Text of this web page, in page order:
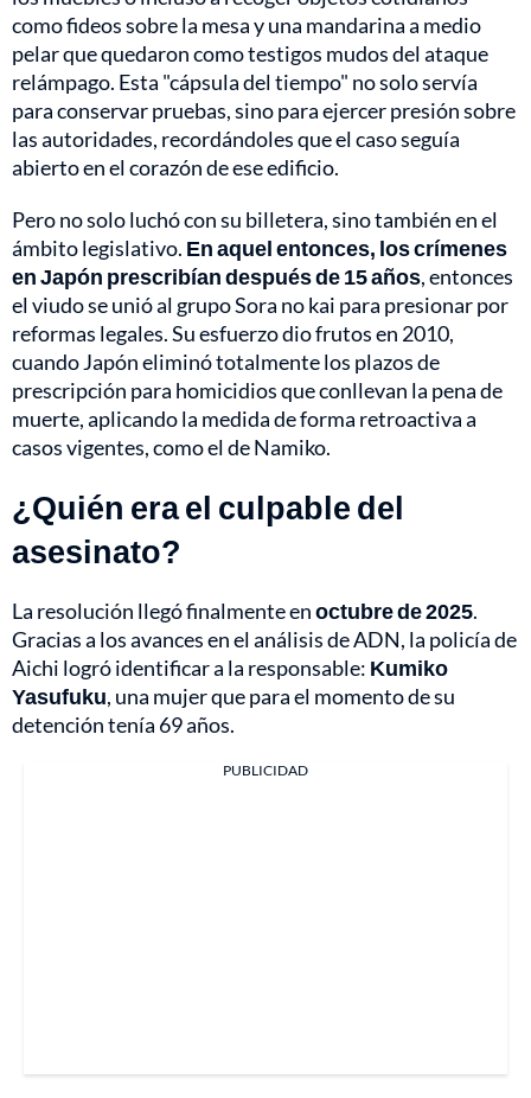
como fideos sobre la mesa y una mandarina a medio
pelar que quedaron como testigos mudos del ataque
relámpago. Esta "cápsula del tiempo" no solo servía
para conservar pruebas, sino para ejercer presión sobre
las autoridades, recordándoles que el caso seguía
abierto en el corazón de ese edificio.
Pero no solo luchó con su billetera, sino también en el
ámbito legislativo. En aquel entonces, los crímenes
en Japón prescribían después de 15 años, entonces
el viudo se unió al grupo Sora no kai para presionar por
reformas legales. Su esfuerzo dio frutos en 2010,
cuando Japón eliminó totalmente los plazos de
prescripción para homicidios que conllevan la pena de
muerte, aplicando la medida de forma retroactiva a
casos vigentes, como el de Namiko.
¿Quién era el culpable del
asesinato?
La resolución llegó finalmente enoctubre de 2025.
Gracias a los avances en el análisis de ADN, la policía de
Aichi logró identificar a la responsable: Kumiko
Yasufuku, una mujer que para el momento de su
detención tenía 69 años.
PUBLICIDAD